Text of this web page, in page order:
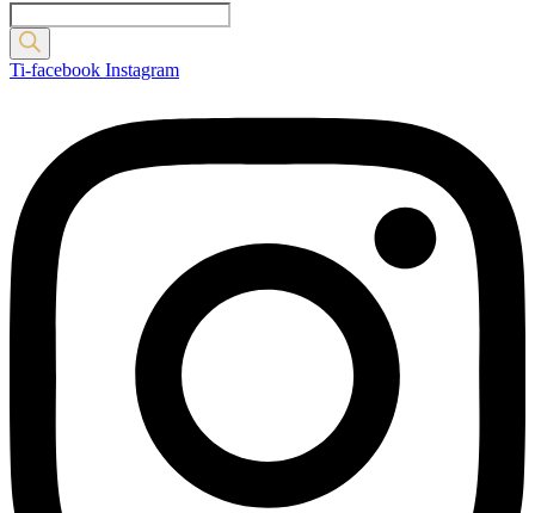
Products
search
Ti-facebook Instagram